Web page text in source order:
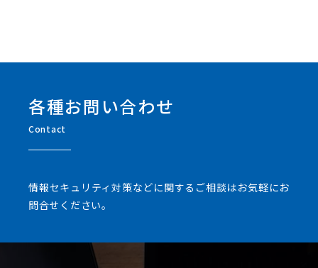
各種お問い合わせ
Contact
情報セキュリティ対策などに関するご相談はお気軽にお
問合せください。